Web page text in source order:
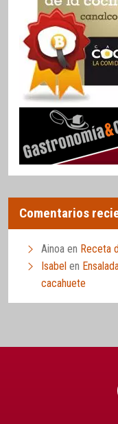
Comentarios
Ainoa en Receta
Isabel en
cacahuete